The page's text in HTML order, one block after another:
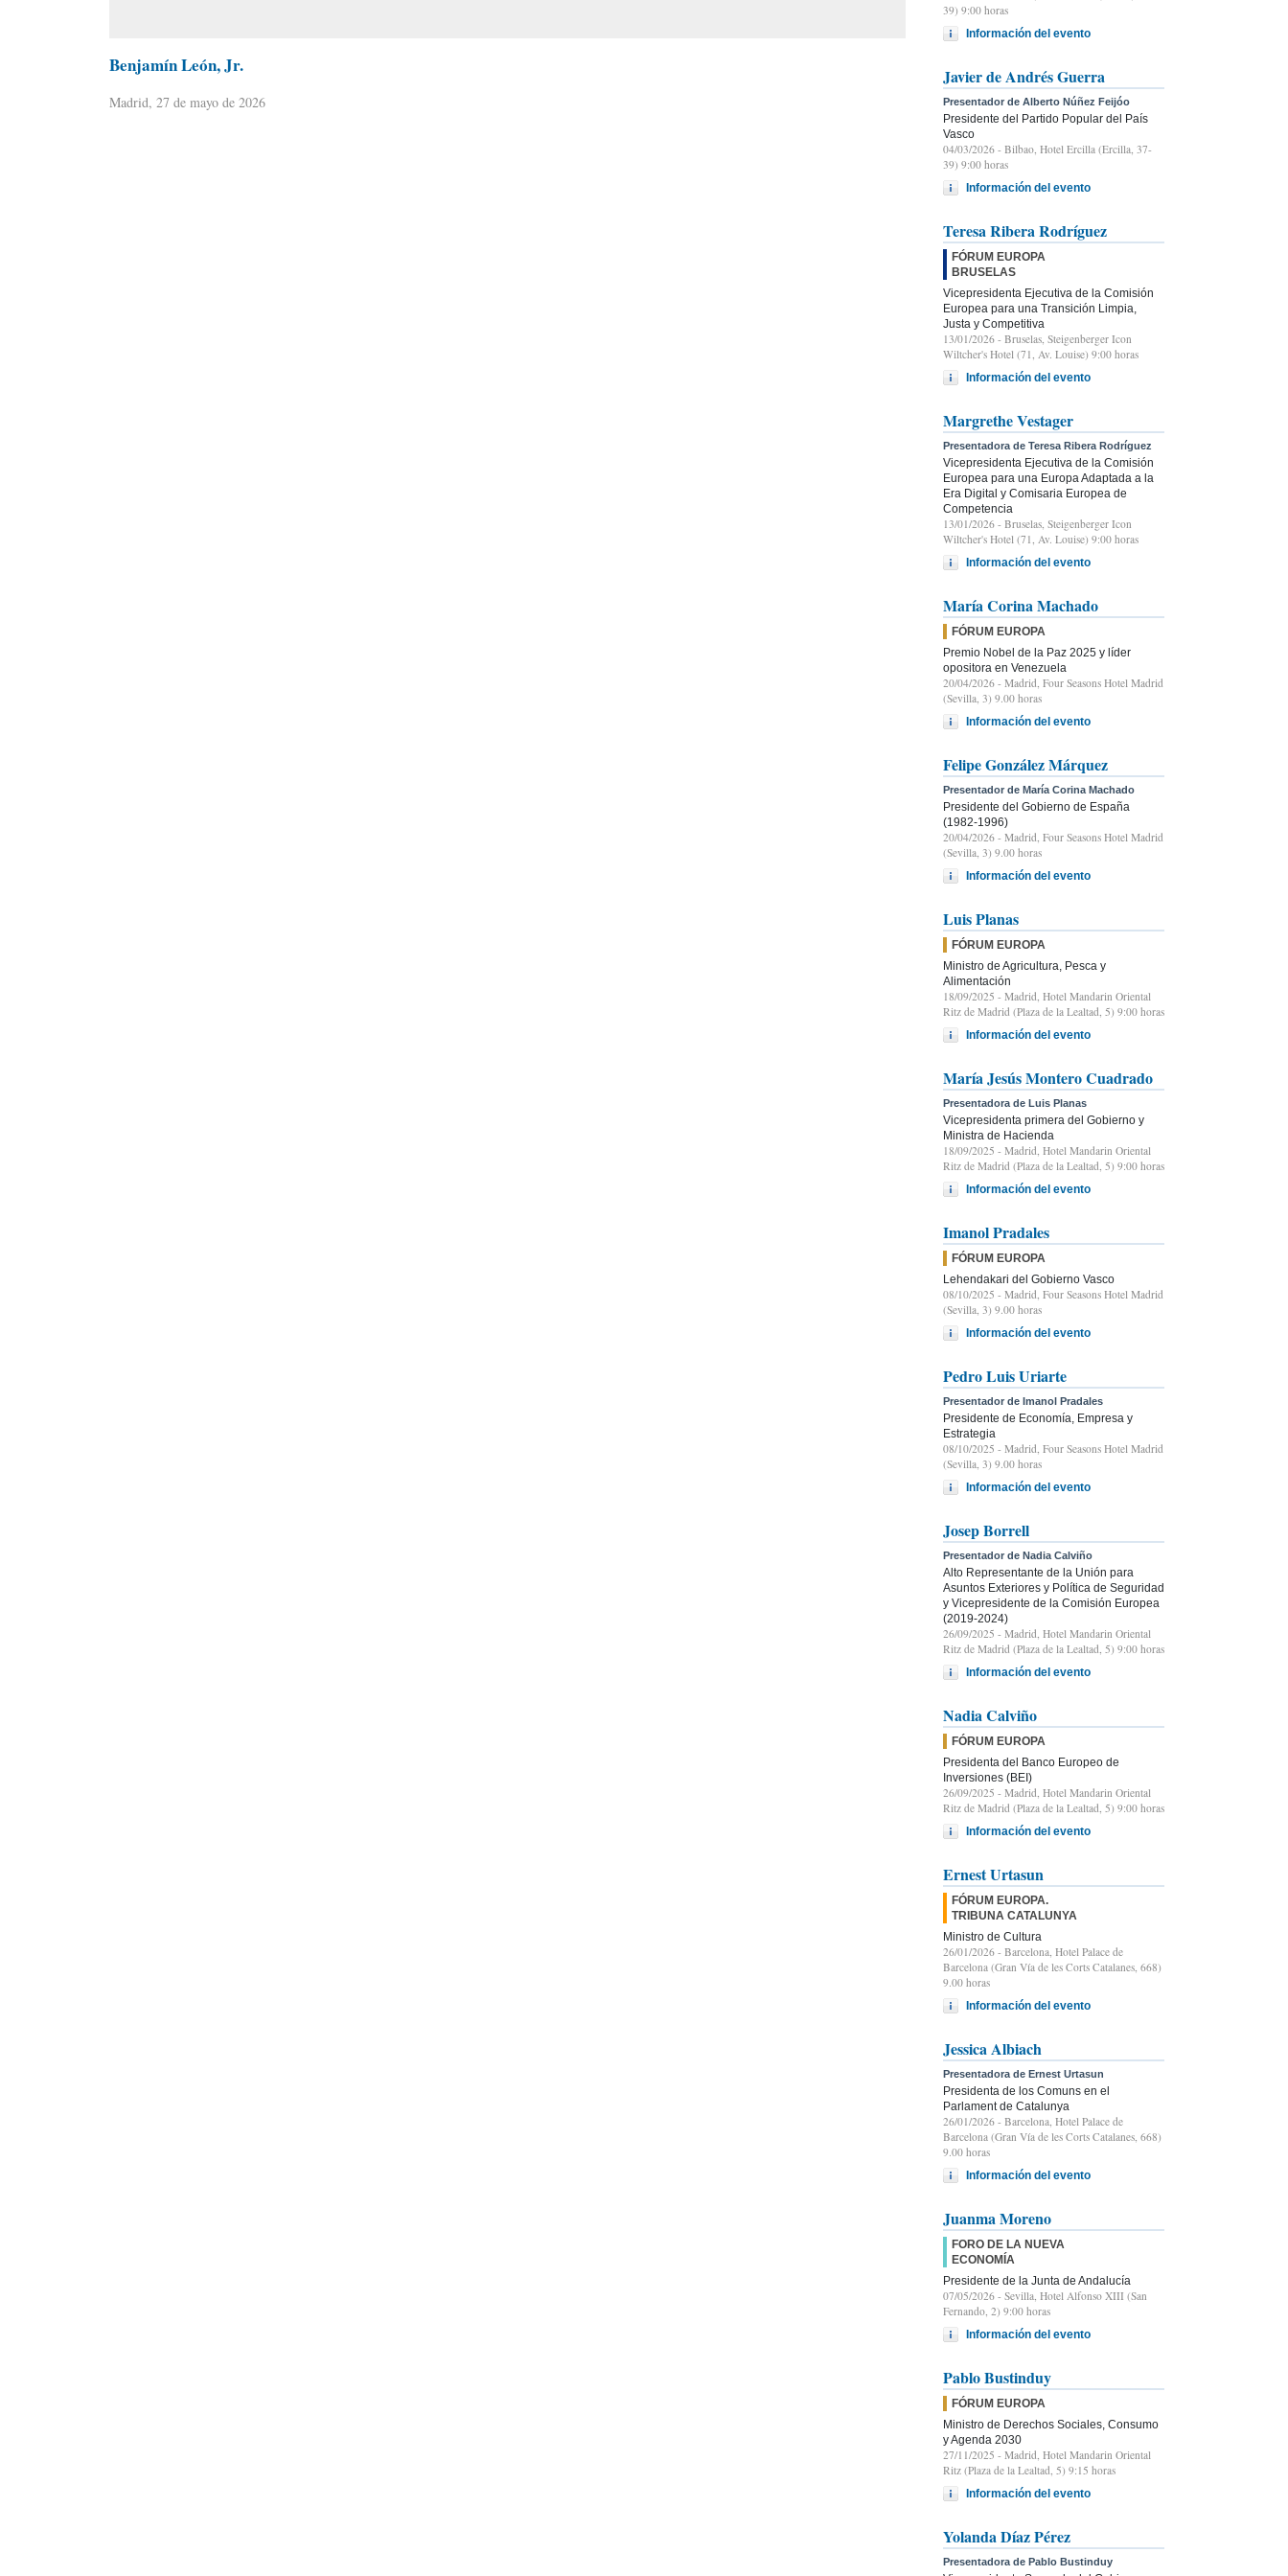
Benjamín León, Jr.
Madrid, 27 de mayo de 2026
39) 9:00 horas
Información del evento
Javier de Andrés Guerra
Presentador de Alberto Núñez Feijóo
Presidente del Partido Popular del País
Vasco
04/03/2026 - Bilbao, Hotel Ercilla (Ercilla, 37-
39) 9:00 horas
Información del evento
Teresa Ribera Rodríguez
FÓRUM EUROPA
BRUSELAS
Vicepresidenta Ejecutiva de la Comisión
Europea para una Transición Limpia,
Justa y Competitiva
13/01/2026 - Bruselas, Steigenberger Icon
Wiltcher's Hotel (71, Av. Louise) 9:00 horas
Información del evento
Margrethe Vestager
Presentadora de Teresa Ribera Rodríguez
Vicepresidenta Ejecutiva de la Comisión
Europea para una Europa Adaptada a la
Era Digital y Comisaria Europea de
Competencia
13/01/2026 - Bruselas, Steigenberger Icon
Wiltcher's Hotel (71, Av. Louise) 9:00 horas
Información del evento
María Corina Machado
FÓRUM EUROPA
Premio Nobel de la Paz 2025 y líder
opositora en Venezuela
20/04/2026 - Madrid, Four Seasons Hotel Madrid
(Sevilla, 3) 9.00 horas
Información del evento
Felipe González Márquez
Presentador de María Corina Machado
Presidente del Gobierno de España
(1982-1996)
20/04/2026 - Madrid, Four Seasons Hotel Madrid
(Sevilla, 3) 9.00 horas
Información del evento
Luis Planas
FÓRUM EUROPA
Ministro de Agricultura, Pesca y
Alimentación
18/09/2025 - Madrid, Hotel Mandarin Oriental
Ritz de Madrid (Plaza de la Lealtad, 5) 9:00 horas
Información del evento
María Jesús Montero Cuadrado
Presentadora de Luis Planas
Vicepresidenta primera del Gobierno y
Ministra de Hacienda
18/09/2025 - Madrid, Hotel Mandarin Oriental
Ritz de Madrid (Plaza de la Lealtad, 5) 9:00 horas
Información del evento
Imanol Pradales
FÓRUM EUROPA
Lehendakari del Gobierno Vasco
08/10/2025 - Madrid, Four Seasons Hotel Madrid
(Sevilla, 3) 9.00 horas
Información del evento
Pedro Luis Uriarte
Presentador de Imanol Pradales
Presidente de Economía, Empresa y
Estrategia
08/10/2025 - Madrid, Four Seasons Hotel Madrid
(Sevilla, 3) 9.00 horas
Información del evento
Josep Borrell
Presentador de Nadia Calviño
Alto Representante de la Unión para
Asuntos Exteriores y Política de Seguridad
y Vicepresidente de la Comisión Europea
(2019-2024)
26/09/2025 - Madrid, Hotel Mandarin Oriental
Ritz de Madrid (Plaza de la Lealtad, 5) 9:00 horas
Información del evento
Nadia Calviño
FÓRUM EUROPA
Presidenta del Banco Europeo de
Inversiones (BEI)
26/09/2025 - Madrid, Hotel Mandarin Oriental
Ritz de Madrid (Plaza de la Lealtad, 5) 9:00 horas
Información del evento
Ernest Urtasun
FÓRUM EUROPA.
TRIBUNA CATALUNYA
Ministro de Cultura
26/01/2026 - Barcelona, Hotel Palace de
Barcelona (Gran Vía de les Corts Catalanes, 668)
9.00 horas
Información del evento
Jessica Albiach
Presentadora de Ernest Urtasun
Presidenta de los Comuns en el
Parlament de Catalunya
26/01/2026 - Barcelona, Hotel Palace de
Barcelona (Gran Vía de les Corts Catalanes, 668)
9.00 horas
Información del evento
Juanma Moreno
FORO DE LA NUEVA
ECONOMÍA
Presidente de la Junta de Andalucía
07/05/2026 - Sevilla, Hotel Alfonso XIII (San
Fernando, 2) 9:00 horas
Información del evento
Pablo Bustinduy
FÓRUM EUROPA
Ministro de Derechos Sociales, Consumo
y Agenda 2030
27/11/2025 - Madrid, Hotel Mandarin Oriental
Ritz (Plaza de la Lealtad, 5) 9:15 horas
Información del evento
Yolanda Díaz Pérez
Presentadora de Pablo Bustinduy